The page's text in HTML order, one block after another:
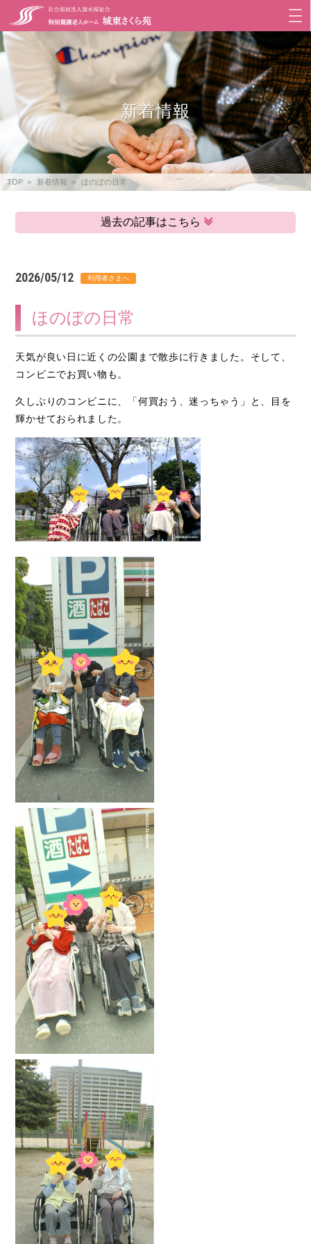
新着情報
TOP 新着情報 ほのぼの日常
過去の記事はこちら
2026/05/12
ほのぼの日常
天気が良い日に近くの公園まで散歩に行きました。そして、
コンビニでお買い物も。
久しぶりのコンビニに、「何買おう、迷っちゃう」と、目を
輝かせておられました。